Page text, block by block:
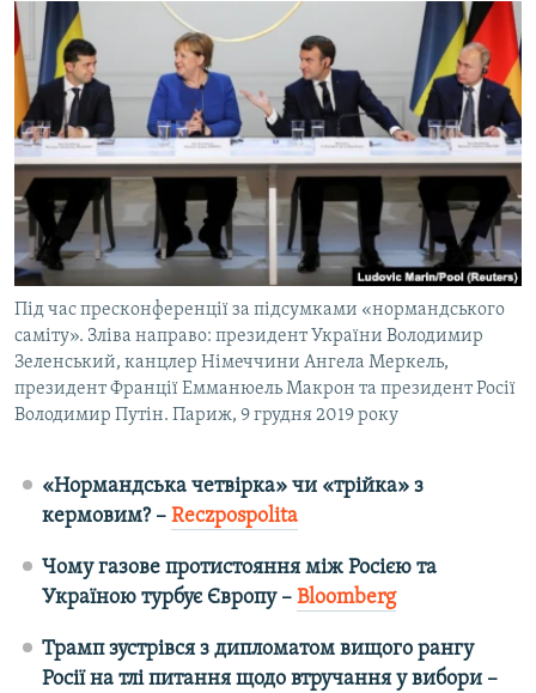
ВСЕ ЗА ДЕНЬ
СПЕЦПРОЕКТИ
ДЕПОРТАЦІЯ
ВІДЕОУРОКИ «ELIFBE»
СВІДЧЕННЯ ОКУПАЦІЇ
УКРАЇНСЬКА ПРОБЛЕМА КРИМУ
ІНФОГРАФІКА
ЯК ОБІЙТИ БЛОКУВАННЯ
Русский
Qırımtatar
ДОЛУЧАЙСЯ!
Усі сайти RFE/RL
Під час пресконференції за підсумками «нормандського
саміту». Зліва направо: президент України Володимир
Зеленський, канцлер Німеччини Ангела Меркель,
президент Франції Емманюель Макрон та президент Росії
Володимир Путін. Париж, 9 грудня 2019 року
«Нормандська четвірка» чи «трійка» з
кермовим? – Reczpospolita
Чому газове протистояння між Росією та
Україною турбує Європу – Bloomberg
Трамп зустрівся з дипломатом вищого рангу
Росії на тлі питання щодо втручання у вибори –